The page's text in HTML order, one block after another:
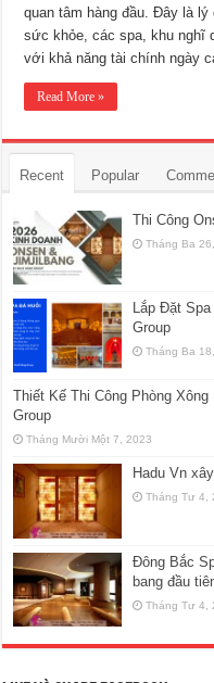
quan tâm hàng đầu. Đây là
sức khỏe, các spa, khu nghĩ
với khả năng tài chính ngày
Read More »
Recent Popular
Thi Công
Tháng Ba
Lắp Đặt
Group
Tháng Ba
Thiết Kế Thi Công Phòng
Group
Tháng Mười Một 7, 2023
Hadu Vn
Tháng Tư 4,
Đông Bắc
bang đầu
Tháng Tư 4,